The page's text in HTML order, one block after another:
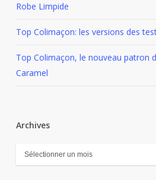
Robe Limpide
Top Colimaçon: les versions des
Top Colimaçon, le nouveau patron
Caramel
Archives
Archives